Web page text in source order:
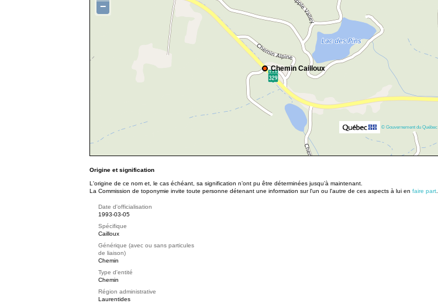
Chemin Cailloux
−
© Gouvernement du Québec
Origine et signification
L'origine de ce nom et, le cas échéant, sa signification n’ont pu être déterminées jusqu’à maintenant.
La Commission de toponymie invite toute personne détenant une information sur l'un ou l'autre de ces aspects à lui en faire part
Date d'officialisation
1993-03-05
Spécifique
Cailloux
Générique (avec ou sans particules
de liaison)
Chemin
Type d'entité
Chemin
Région administrative
Laurentides